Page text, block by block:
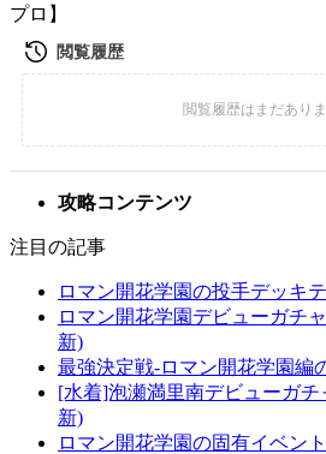
プロ】
攻略コンテンツ
注目の記事
ロマン開花学園の投手デッキ
ロマン開花学園デビューガチ
新)
最強決定戦-ロマン開花学園編
[水着]泡瀬満里南デビューガチ
新)
ロマン開花学園の固有イベン